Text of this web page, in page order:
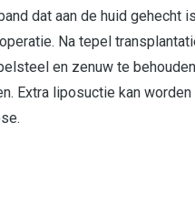
dat aan de huid gehecht
Na tepel
en zenuw te
Extra liposuctie kan